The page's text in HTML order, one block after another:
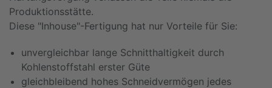
Produktionsstätte.
Diese "Inhouse"-Fertigung hat nur Vorteile für Sie:
unvergleichbar lange Schnitthaltigkeit durch
Kohlenstoffstahl erster Güte
gleichbleibend hohes Schneidvermögen jedes